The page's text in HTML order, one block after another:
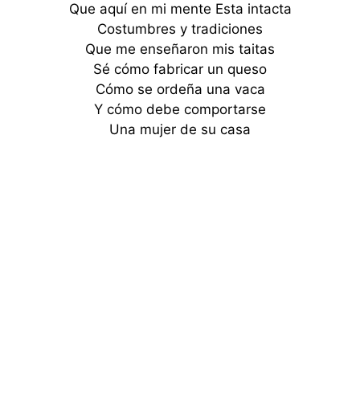
Que aquí en mi mente Esta intacta
Costumbres y tradiciones
Que me enseñaron mis taitas
Sé cómo fabricar un queso
Cómo se ordeña una vaca
Y cómo debe comportarse
Una mujer de su casa